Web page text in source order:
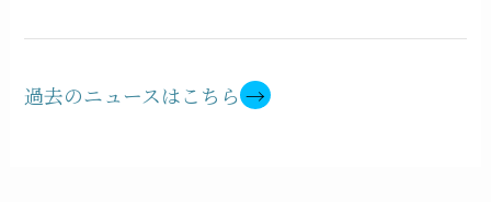
過去のニュースはこちら→